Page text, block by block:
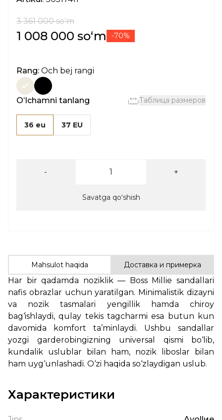
3 361 000 soʻm
1 008 000 soʻm -70%
Rang: Och bej rangi
Oʻlchamni tanlang Таблица размеров
36 eu 37 EU
- +
Savatga qoʻshish
Mahsulot haqida Доставка и примерка
Har bir qadamda noziklik — Boss Millie sandallari
nafis obrazlar uchun yaratilgan. Minimalistik dizayni
va nozik tasmalari yengillik hamda chiroy
bag‘ishlaydi, qulay tekis tagcharmi esa butun kun
davomida komfort ta’minlaydi. Ushbu sandallar
yozgi garderobingizning universal qismi bo‘lib,
kundalik uslublar bilan ham, nozik liboslar bilan
ham uyg‘unlashadi. O‘zi haqida so‘zlaydigan uslub.
Характеристики